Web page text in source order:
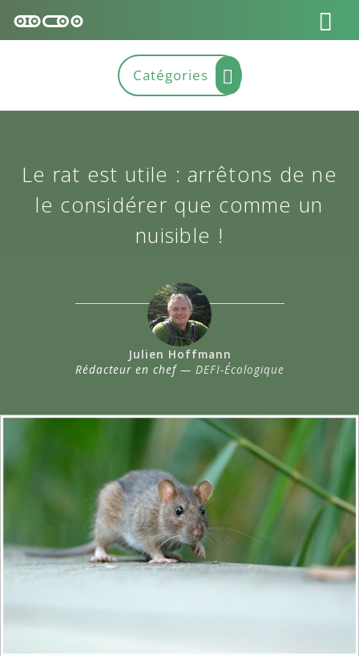
Le rat est utile : arrêtons de ne
le considérer que comme un
nuisible !
Julien Hoffmann
Rédacteur en chef — DEFI-Écologique